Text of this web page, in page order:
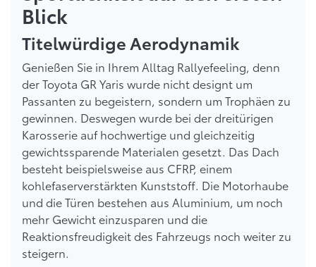
Blick
Titelwürdige Aerodynamik
Genießen Sie in Ihrem Alltag Rallyefeeling, denn
der Toyota GR Yaris wurde nicht designt um
Passanten zu begeistern, sondern um Trophäen zu
gewinnen. Deswegen wurde bei der dreitürigen
Karosserie auf hochwertige und gleichzeitig
gewichtssparende Materialen gesetzt. Das Dach
besteht beispielsweise aus CFRP, einem
kohlefaserverstärkten Kunststoff. Die Motorhaube
und die Türen bestehen aus Aluminium, um noch
mehr Gewicht einzusparen und die
Reaktionsfreudigkeit des Fahrzeugs noch weiter zu
steigern.